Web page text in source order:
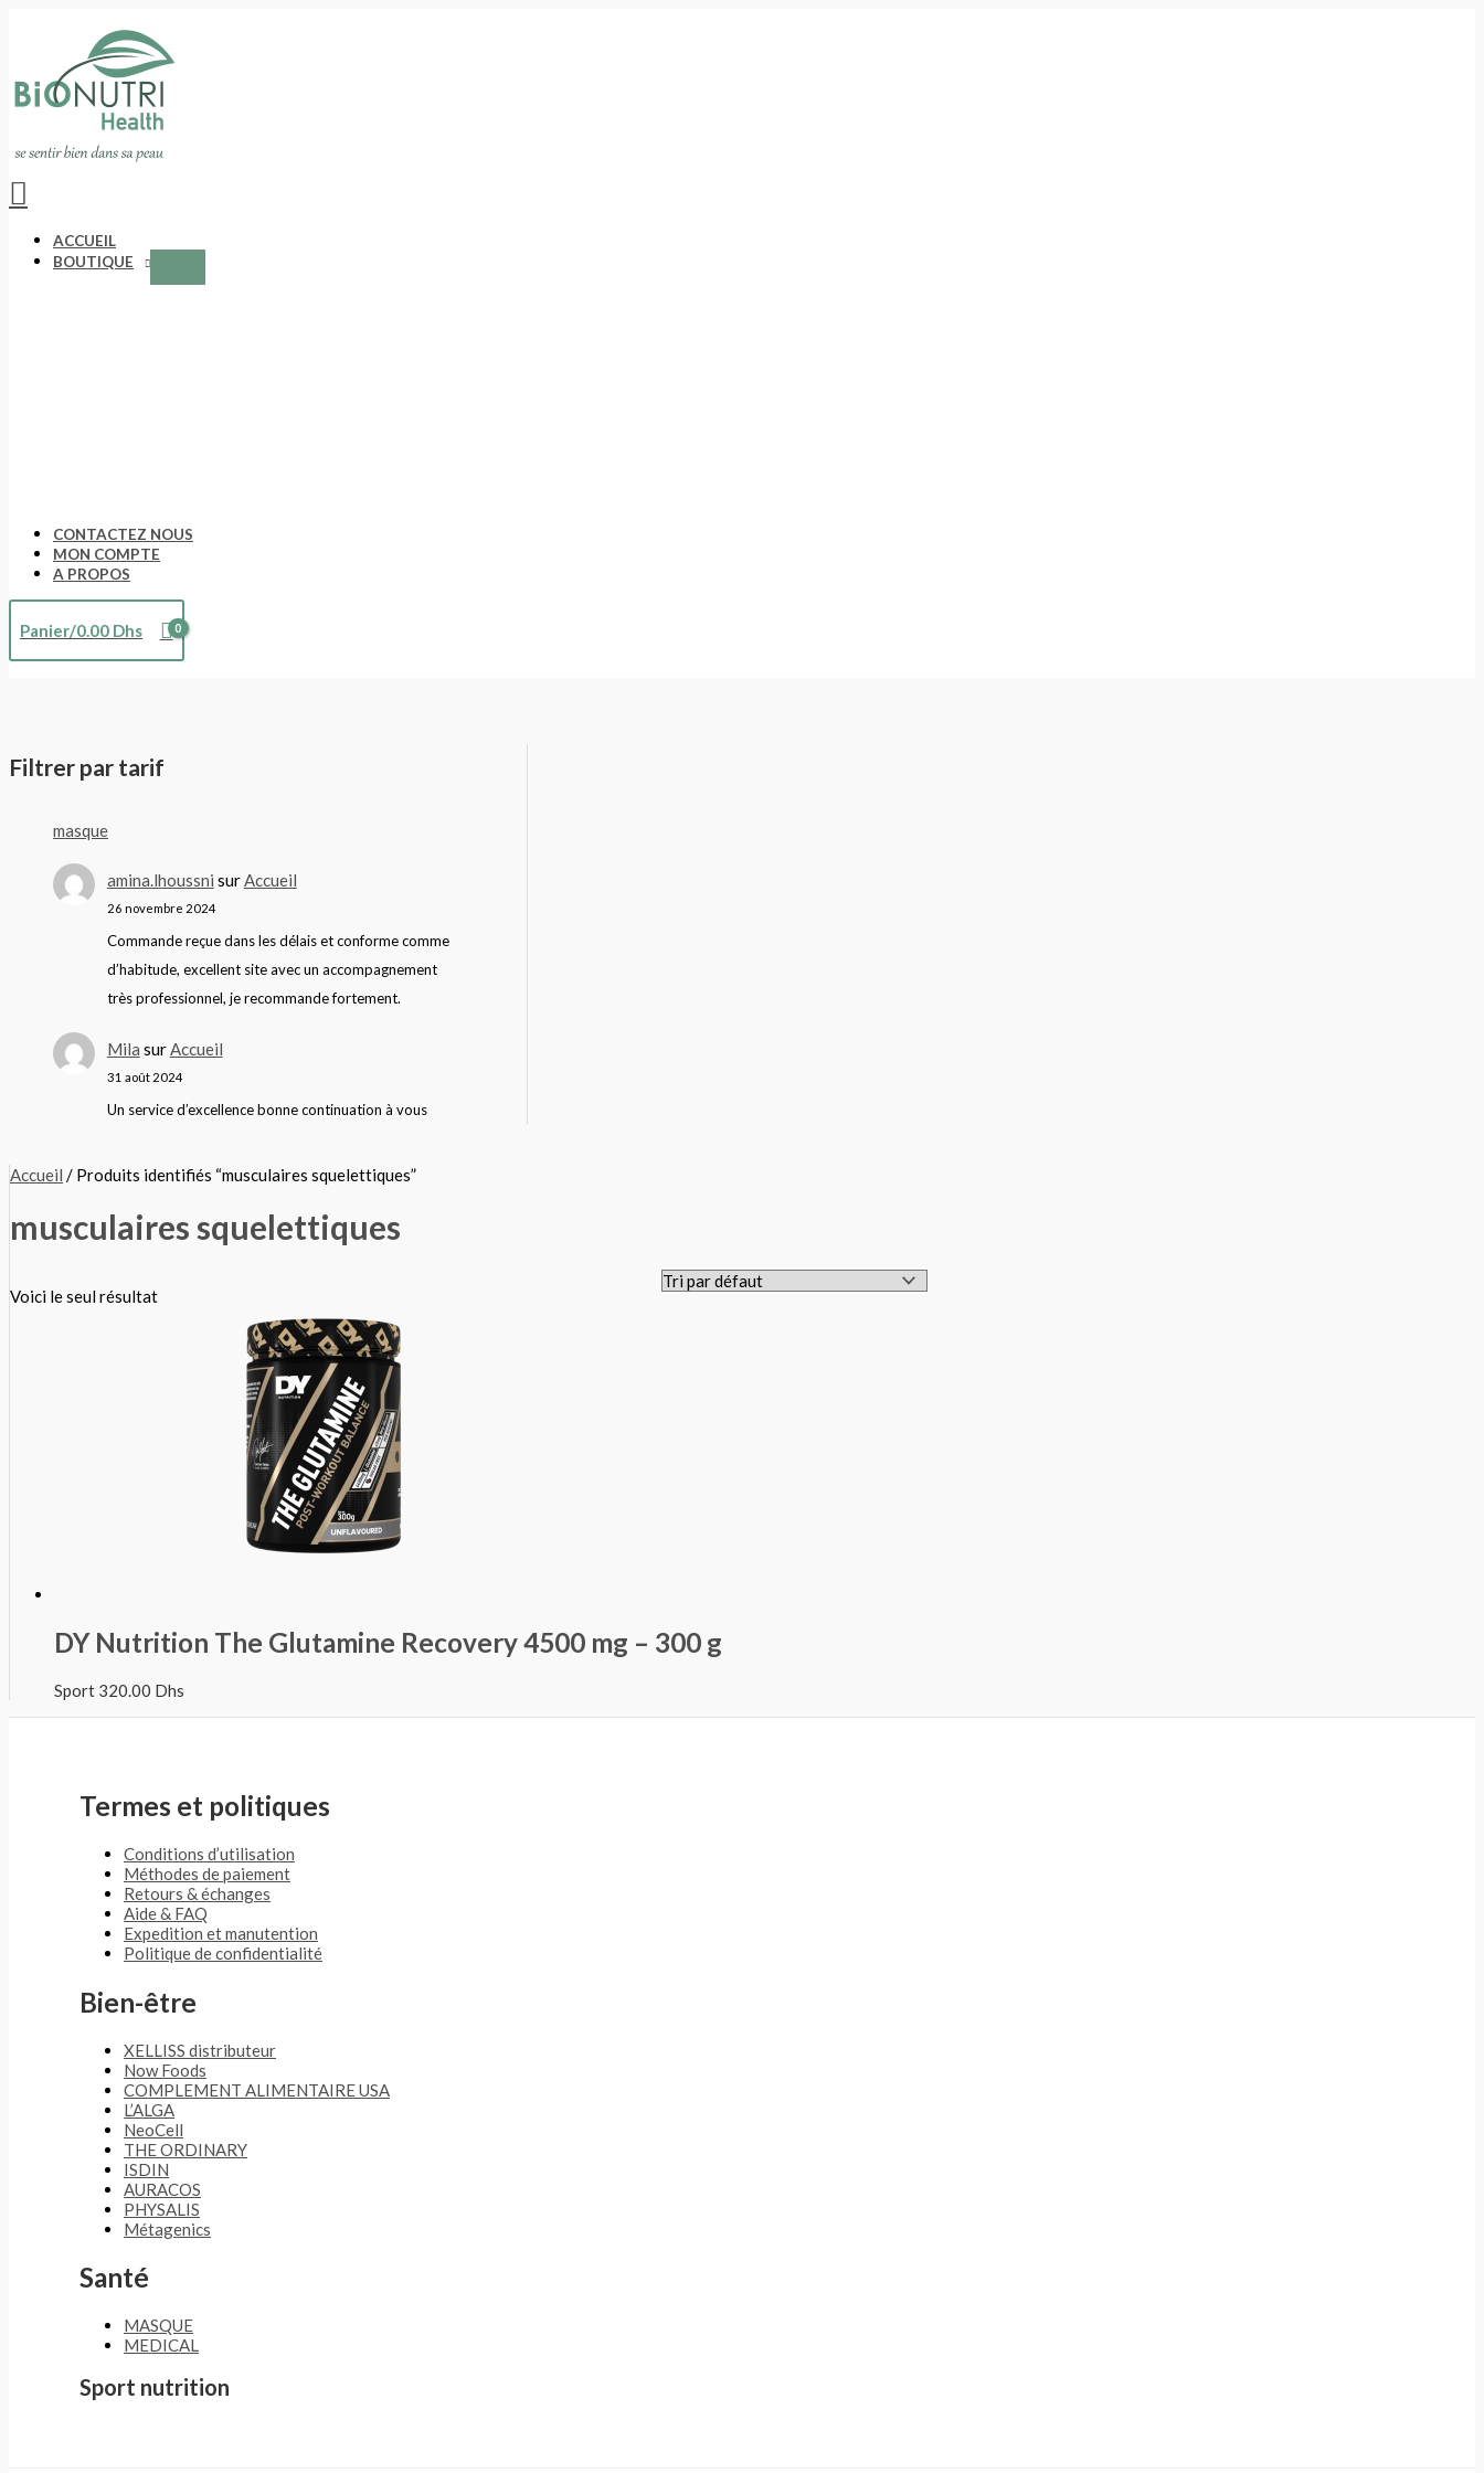
Rechercher
ACCUEIL
BOUTIQUE
CONTACTEZ NOUS
MON COMPTE
A PROPOS
Panier/0.00 Dhs
Filtrer par tarif
masque
amina.lhoussni surAccueil
26 novembre 2024
Commande reçue dans les délais et conforme comme
d’habitude, excellent site avec un accompagnement
très professionnel, je recommande fortement.
Mila surAccueil
31 août 2024
Un service d’excellence bonne continuation à vous
Accueil / Produits identifiés “musculaires squelettiques”
musculaires squelettiques
Voici le seul résultat
DY Nutrition The Glutamine Recovery 4500 mg – 300 g
Sport 320.00 Dhs
Termes et politiques
Conditions d’utilisation
Méthodes de paiement
Retours & échanges
Aide & FAQ
Expedition et manutention
Politique de confidentialité
Bien-être
XELLISS distributeur
Now Foods
COMPLEMENT ALIMENTAIRE USA
L’ALGA
NeoCell
THE ORDINARY
ISDIN
AURACOS
PHYSALIS
Métagenics
Santé
MASQUE
MEDICAL
Sport nutrition